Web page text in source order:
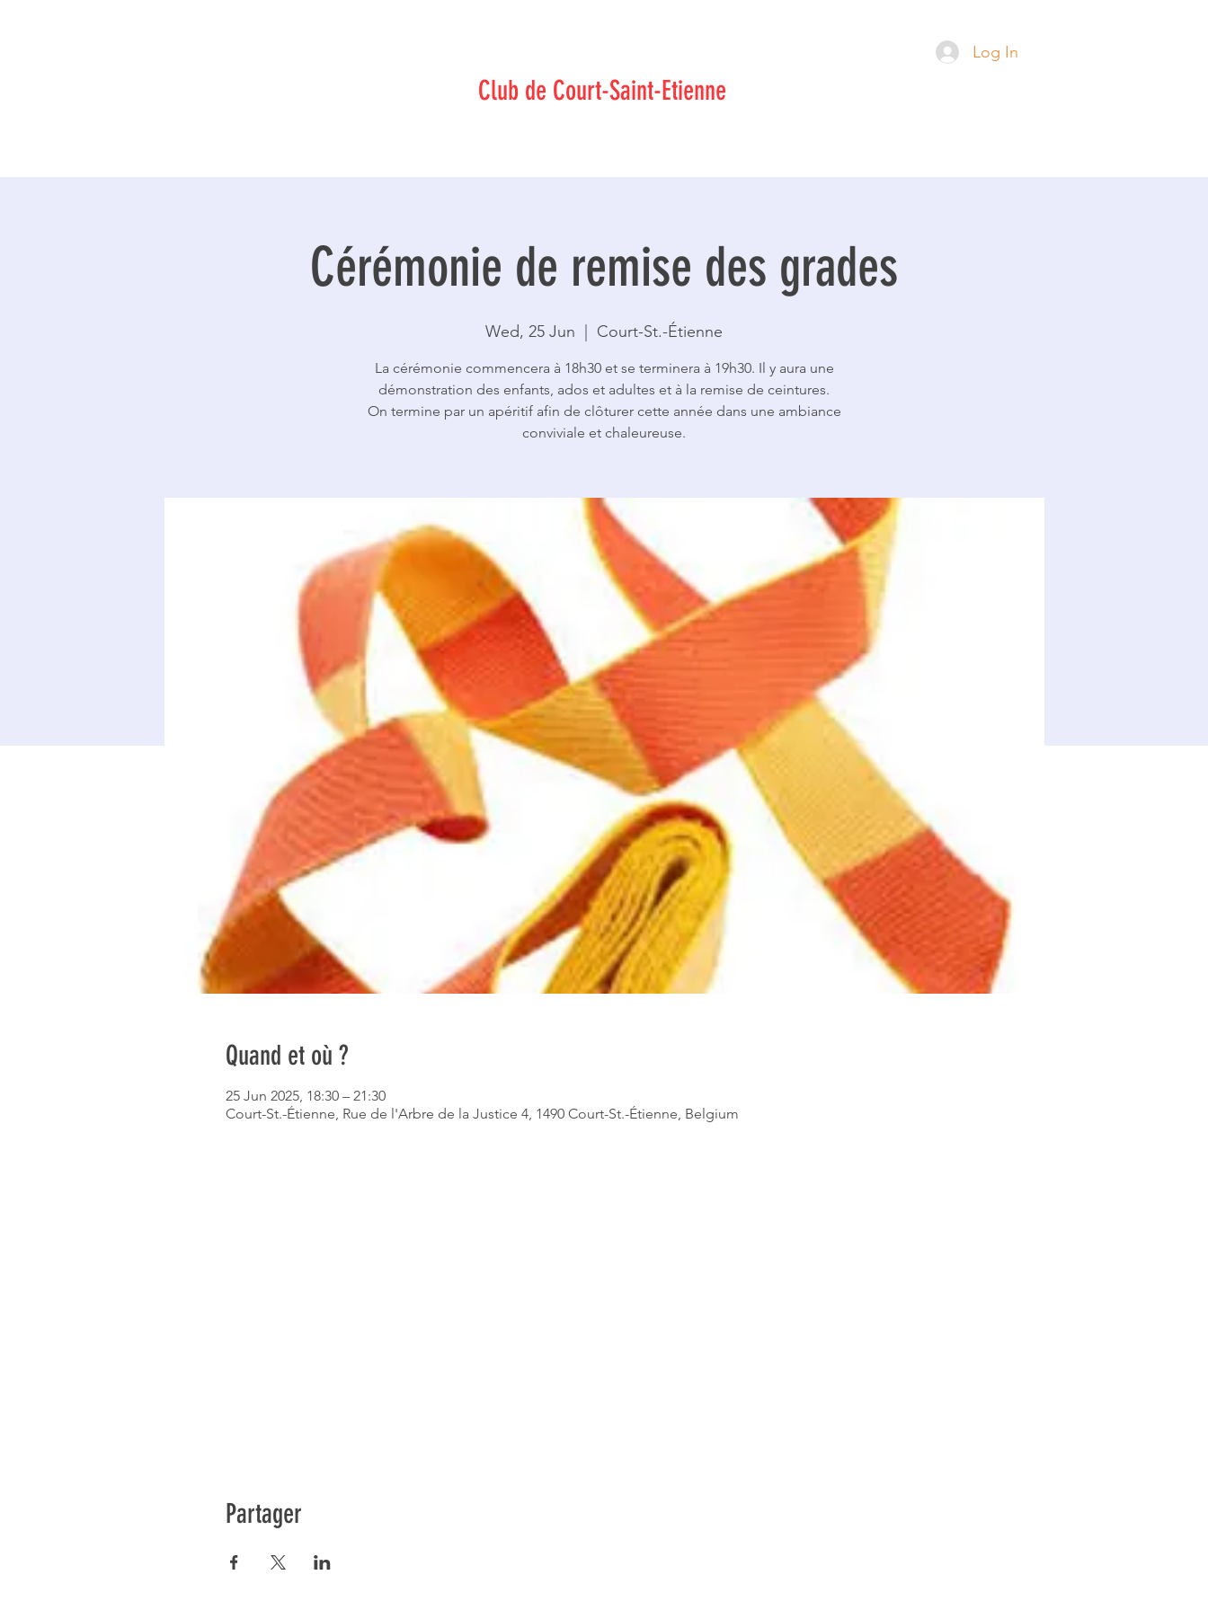
Club de Court-Saint-Etienne
Log In
Cérémonie de remise des grades
Wed, 25 Jun Court-St.-Étienne
La cérémonie commencera à 18h30 et se terminera à 19h30. Il y aura une
démonstration des enfants, ados et adultes et à la remise de ceintures.
On termine par un apéritif afin de clôturer cette année dans une ambiance
conviviale et chaleureuse.
Quand et où ?
25 Jun 2025, 18:30 – 21:30
Court-St.-Étienne, Rue de l'Arbre de la Justice 4, 1490 Court-St.-Étienne, Belgium
Partager